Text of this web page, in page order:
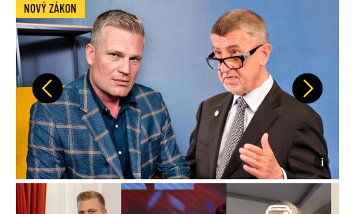
Předchozí Další
NOVÝ ZÁKON